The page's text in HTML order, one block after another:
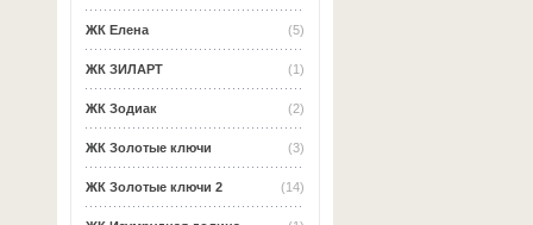
(5)
ЖК Елена
(1)
ЖК ЗИЛАРТ
(2)
ЖК Зодиак
(3)
ЖК Золотые ключи
(14)
ЖК Золотые ключи 2